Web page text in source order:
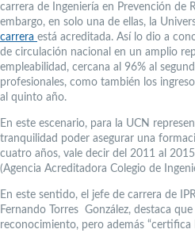
carrera de Ingeniería en Prevención de
embargo, en solo una de ellas, la
carrera está acreditada. Así lo dio a
de circulación nacional en un amplio
empleabilidad, cercana al 96% al
profesionales, como también los
al quinto año.
En este escenario, para la UCN
tranquilidad poder asegurar una
cuatro años, vale decir del 2011 al
(Agencia Acreditadora Colegio de
En este sentido, el jefe de carrera de
Fernando Torres González, destaca
reconocimiento, pero además